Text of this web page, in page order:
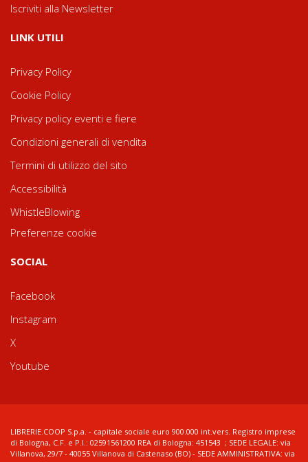
Iscriviti alla Newsletter
LINK UTILI
Privacy Policy
Cookie Policy
Privacy policy eventi e fiere
Condizioni generali di vendita
Termini di utilizzo del sito
Accessibilità
WhistleBlowing
Preferenze cookie
SOCIAL
Facebook
Instagram
X
Youtube
LIBRERIE.COOP S.p.a. - capitale sociale euro 900.000 int.vers. Registro imprese
di Bologna, C.F. e P.I.: 02591561200 REA di Bologna: 451543 ; SEDE LEGALE: via
Villanova, 29/7 - 40055 Villanova di Castenaso (BO) - SEDE AMMINISTRATIVA: via